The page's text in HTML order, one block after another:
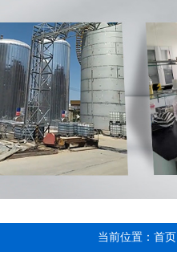
当前位置： 首页